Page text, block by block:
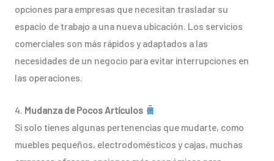
opciones para empresas que necesitan trasladar su
espacio de trabajo a una nueva ubicación. Los servicios
comerciales son más rápidos y adaptados a las
necesidades de un negocio para evitar interrupciones en
las operaciones.
4. Mudanza de Pocos Artículos
Si solo tienes algunas pertenencias que mudarte, como
muebles pequeños, electrodomésticos y cajas, muchas